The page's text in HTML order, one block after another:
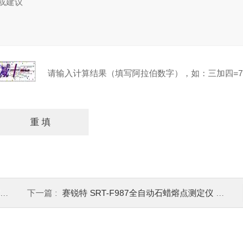
请输入计算结果（填写阿拉伯数字），如：三加四=7
下一篇 : 赛锐特 SRT-F987全自动石蜡熔点测定仪 符合标准